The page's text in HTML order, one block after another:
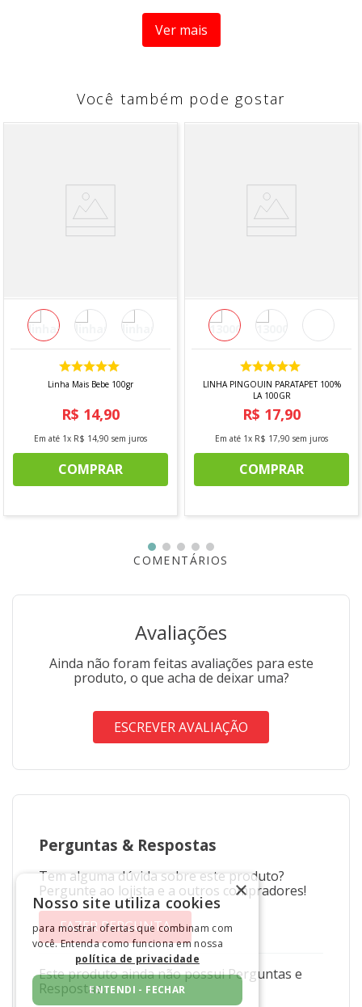
10 metros
Imagens meramente ilustrativas, as cores devem ser
utilizadas apenas como referência.
Ver mais
Você também pode gostar
Linha Mais Bebe 100gr
R$ 14,90
Em até 1x R$ 14,90 sem juros
COMPRAR
LINHA PINGOUIN PARATAPET 100%
LA 100GR
R$ 17,90
Em até 1x R$ 17,90 sem juros
COMPRAR
COMENTÁRIOS
Avaliações
Ainda não foram feitas avaliações para este
produto, o que acha de deixar uma?
ESCREVER AVALIAÇÃO
Perguntas & Respostas
Tem alguma dúvida sobre este produto?
Pergunte ao lojista e a outros compradores!
FAZER PERGUNTA
Este produto ainda não possui Perguntas e
Respostas.
×
Nosso site utiliza cookies
para mostrar ofertas que combinam com
você. Entenda como funciona em nossa
política de privacidade
ENTENDI - FECHAR